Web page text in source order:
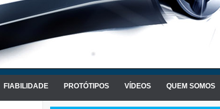
FIABILIDADE PROTÓTIPOS VÍDEOS QUEM SOMOS